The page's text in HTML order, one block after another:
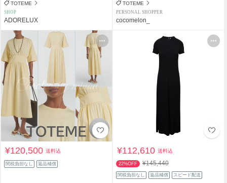
TOTEME
SHOP
ADORELUX
TOTEME
PERSONAL SHOPPER
cocomelon_
¥120,500送料込
関税負担なし 返品補償
¥112,610送料込
22%OFF ¥145,440
関税負担なし 返品補償 スピード配送